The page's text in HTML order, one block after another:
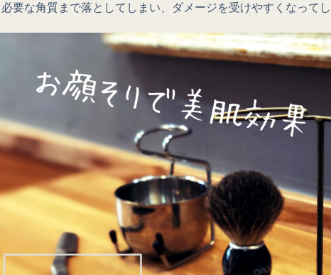
要な角質まで落としてしまい、ダメージを受けやすくなって